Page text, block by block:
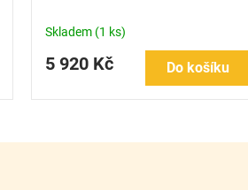
Skladem (1 ks)
5 920 Kč Do košíku